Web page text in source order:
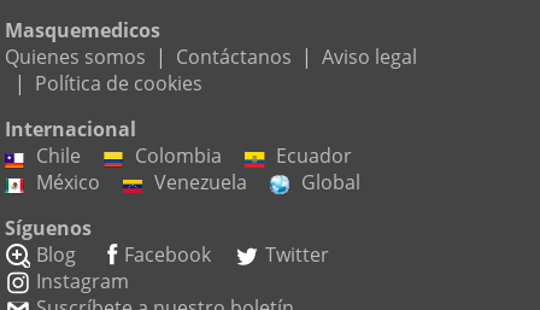
Masquemedicos
Quienes somos | Contáctanos | Aviso legal
| Política de cookies
Internacional
Chile
Colombia
Ecuador
México
Venezuela
Global
Síguenos
Blog
Facebook
Twitter
Instagram